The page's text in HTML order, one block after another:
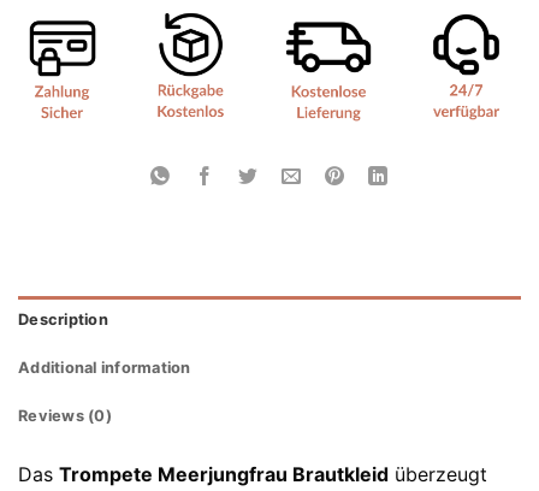
Description
Additional information
Reviews (0)
Das Trompete Meerjungfrau Brautkleid überzeugt